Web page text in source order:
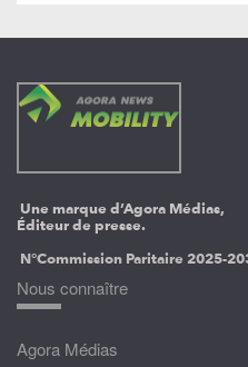
Une marque d’Agora Médias,
Éditeur de presse.
N°Commission Paritaire 2025-
Nous connaître
Agora Médias